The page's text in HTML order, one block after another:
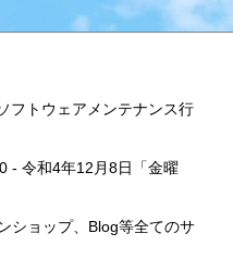
フトウェアメンテナンス行
- 令和4年12月8日「金曜
ショップ、Blog等全てのサ